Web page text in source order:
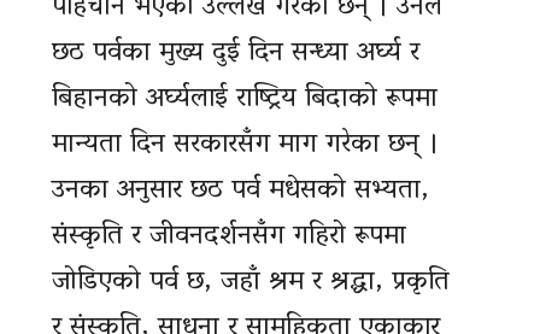
छठ पर्वका मुख्य दुई दिन सन्ध्या अर्घ्य र
बिहानको अर्घ्यलाई राष्ट्रिय बिदाको रूपमा
मान्यता दिन सरकारसँग माग गरेका छन् ।
उनका अनुसार छठ पर्व मधेसको सभ्यता,
संस्कृति र जीवनदर्शनसँग गहिरो रूपमा
जोडिएको पर्व छ, जहाँ श्रम र श्रद्धा, प्रकृति